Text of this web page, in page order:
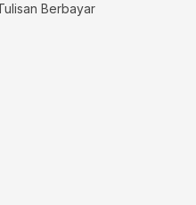
Berbayar